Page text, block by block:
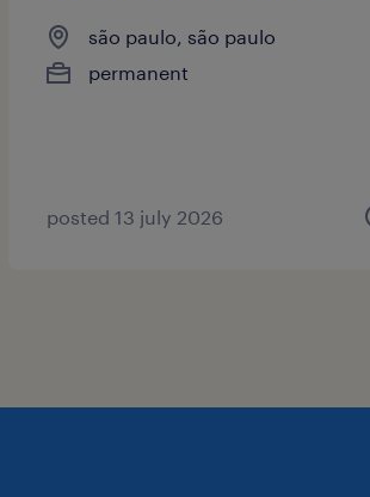
são paulo, são paulo
permanent
posted 13 july 2026